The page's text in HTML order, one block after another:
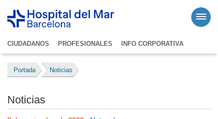
CIUDADANOS PROFESIONALES INFO CORPORATIVA
Portada Noticias
Noticias